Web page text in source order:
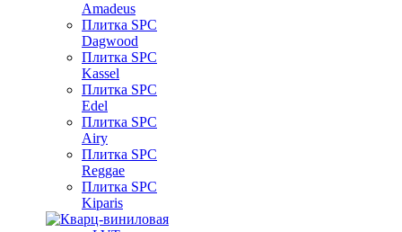
Amadeus
Плитка SPC
Dagwood
Плитка SPC
Kassel
Плитка SPC
Edel
Плитка SPC
Airy
Плитка SPC
Reggae
Плитка SPC
Kiparis